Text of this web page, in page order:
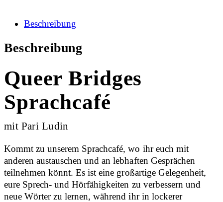
Beschreibung
Beschreibung
Queer Bridges
Sprachcafé
mit Pari Ludin
Kommt zu unserem Sprachcafé, wo ihr euch mit
anderen austauschen und an lebhaften Gesprächen
teilnehmen könnt. Es ist eine großartige Gelegenheit,
eure Sprech- und Hörfähigkeiten zu verbessern und
neue Wörter zu lernen, während ihr in lockerer